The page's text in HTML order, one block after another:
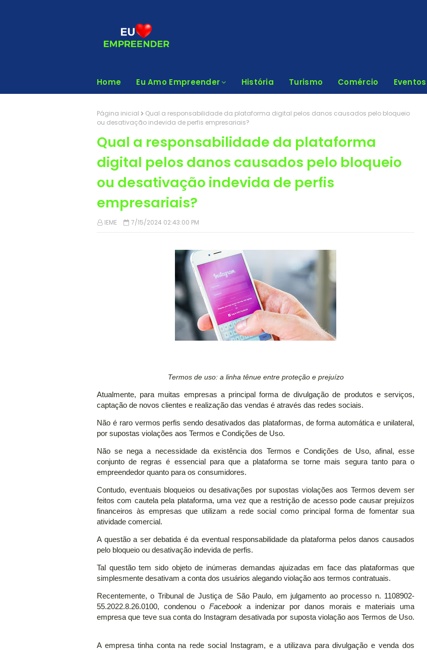
Home Eu Amo Empreender História Turismo Comércio Eventos
Página inicial
Qual a responsabilidade da plataforma digital pelos danos causados pelo bloqueio
ou desativação indevida de perfis empresariais?
Qual a responsabilidade da plataforma
digital pelos danos causados pelo bloqueio
ou desativação indevida de perfis
empresariais?
IEME 7/15/2024 02:43:00 PM
Termos de uso: a linha tênue entre proteção e prejuízo
Atualmente, para muitas empresas a principal forma de divulgação de produtos e serviços,
captação de novos clientes e realização das vendas é através das redes sociais.
Não é raro vermos perfis sendo desativados das plataformas, de forma automática e unilateral,
por supostas violações aos Termos e Condições de Uso.
Não se nega a necessidade da existência dos Termos e Condições de Uso, afinal, esse
conjunto de regras é essencial para que a plataforma se torne mais segura tanto para o
empreendedor quanto para os consumidores.
Contudo, eventuais bloqueios ou desativações por supostas violações aos Termos devem ser
feitos com cautela pela plataforma, uma vez que a restrição de acesso pode causar prejuízos
financeiros às empresas que utilizam a rede social como principal forma de fomentar sua
atividade comercial.
A questão a ser debatida é da eventual responsabilidade da plataforma pelos danos causados
pelo bloqueio ou desativação indevida de perfis.
Tal questão tem sido objeto de inúmeras demandas ajuizadas em face das plataformas que
simplesmente desativam a conta dos usuários alegando violação aos termos contratuais.
Recentemente, o Tribunal de Justiça de São Paulo, em julgamento ao processo n. 1108902-
55.2022.8.26.0100, condenou o Facebook a indenizar por danos morais e materiais uma
empresa que teve sua conta do Instagram desativada por suposta violação aos Termos de Uso.
A empresa tinha conta na rede social Instagram, e a utilizava para divulgação e venda dos